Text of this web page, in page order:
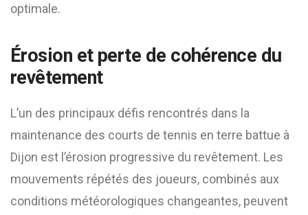
optimale.
Érosion et perte de cohérence du
revêtement
L’un des principaux défis rencontrés dans la
maintenance des courts de tennis en terre battue à
Dijon est l’érosion progressive du revêtement. Les
mouvements répétés des joueurs, combinés aux
conditions météorologiques changeantes, peuvent